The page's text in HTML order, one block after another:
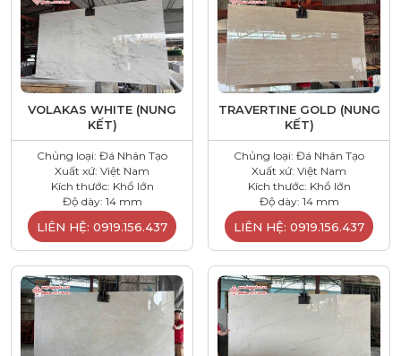
VOLAKAS WHITE (NUNG
KẾT)
Chủng loại: Đá Nhân Tạo
Xuất xứ: Việt Nam
Kích thước: Khổ lớn
Độ dày: 14 mm
LIÊN HỆ: 0919.156.437
TRAVERTINE GOLD (NUNG
KẾT)
Chủng loại: Đá Nhân Tạo
Xuất xứ: Việt Nam
Kích thước: Khổ lớn
Độ dày: 14 mm
LIÊN HỆ: 0919.156.437